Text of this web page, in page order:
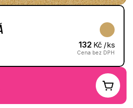
132 Kč / ks
Cena bez DPH